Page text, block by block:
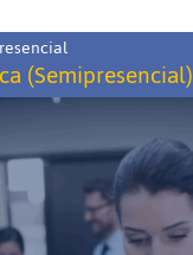
(Semipresencial)